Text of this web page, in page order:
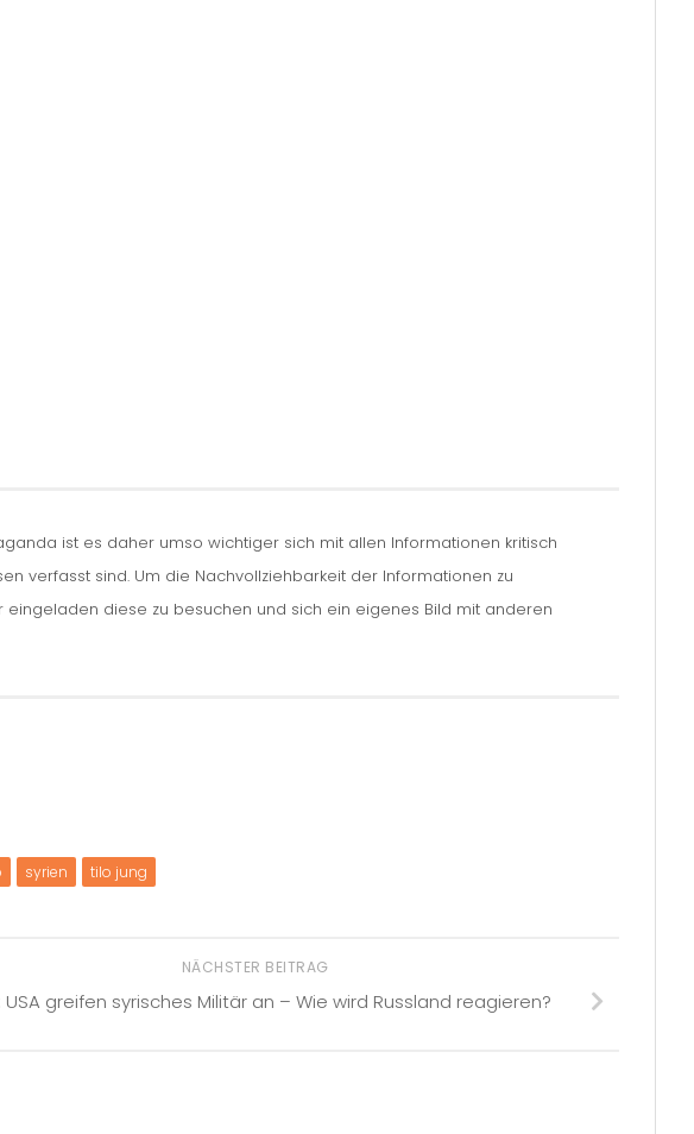
ist es daher umso wichtiger sich mit allen Informationen kritisch
verfasst sind. Um die Nachvollziehbarkeit der Informationen zu
diese zu besuchen und sich ein eigenes Bild mit anderen
syrien tilo jung
NÄCHSTER BEITRAG
USA greifen syrisches Militär an – Wie wird Russland reagieren?